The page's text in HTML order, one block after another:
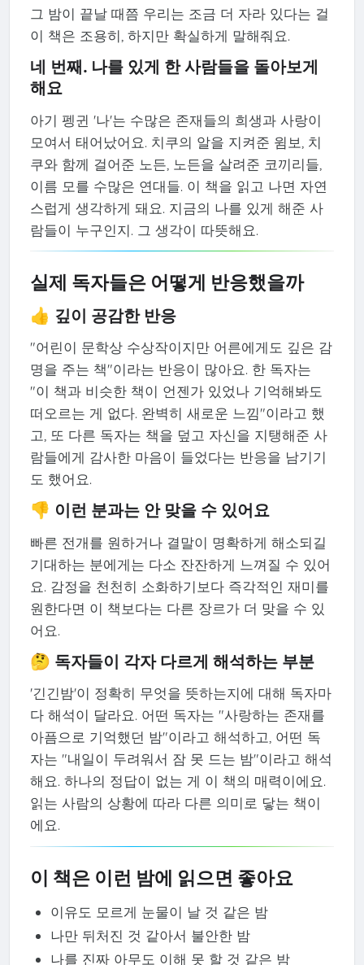
그 밤이 끝날 때쯤 우리는 조금 더 자라 있다는 걸
이 책은 조용히, 하지만 확실하게 말해줘요.
네 번째. 나를 있게 한 사람들을 돌아보게
해요
아기 펭귄 '나'는 수많은 존재들의 희생과 사랑이
모여서 태어났어요. 치쿠의 알을 지켜준 윔보, 치
쿠와 함께 걸어준 노든, 노든을 살려준 코끼리들,
이름 모를 수많은 연대들. 이 책을 읽고 나면 자연
스럽게 생각하게 돼요. 지금의 나를 있게 해준 사
람들이 누구인지. 그 생각이 따뜻해요.
실제 독자들은 어떻게 반응했을까
👍 깊이 공감한 반응
"어린이 문학상 수상작이지만 어른에게도 깊은 감
명을 주는 책"이라는 반응이 많아요. 한 독자는
"이 책과 비슷한 책이 언젠가 있었나 기억해봐도
떠오르는 게 없다. 완벽히 새로운 느낌"이라고 했
고, 또 다른 독자는 책을 덮고 자신을 지탱해준 사
람들에게 감사한 마음이 들었다는 반응을 남기기
도 했어요.
👎 이런 분과는 안 맞을 수 있어요
빠른 전개를 원하거나 결말이 명확하게 해소되길
기대하는 분에게는 다소 잔잔하게 느껴질 수 있어
요. 감정을 천천히 소화하기보다 즉각적인 재미를
원한다면 이 책보다는 다른 장르가 더 맞을 수 있
어요.
🤔 독자들이 각자 다르게 해석하는 부분
'긴긴밤'이 정확히 무엇을 뜻하는지에 대해 독자마
다 해석이 달라요. 어떤 독자는 "사랑하는 존재를
아픔으로 기억했던 밤"이라고 해석하고, 어떤 독
자는 "내일이 두려워서 잠 못 드는 밤"이라고 해석
해요. 하나의 정답이 없는 게 이 책의 매력이에요.
읽는 사람의 상황에 따라 다른 의미로 닿는 책이
에요.
이 책은 이런 밤에 읽으면 좋아요
이유도 모르게 눈물이 날 것 같은 밤
나만 뒤처진 것 같아서 불안한 밤
나를 진짜 아무도 이해 못 할 것 같은 밤